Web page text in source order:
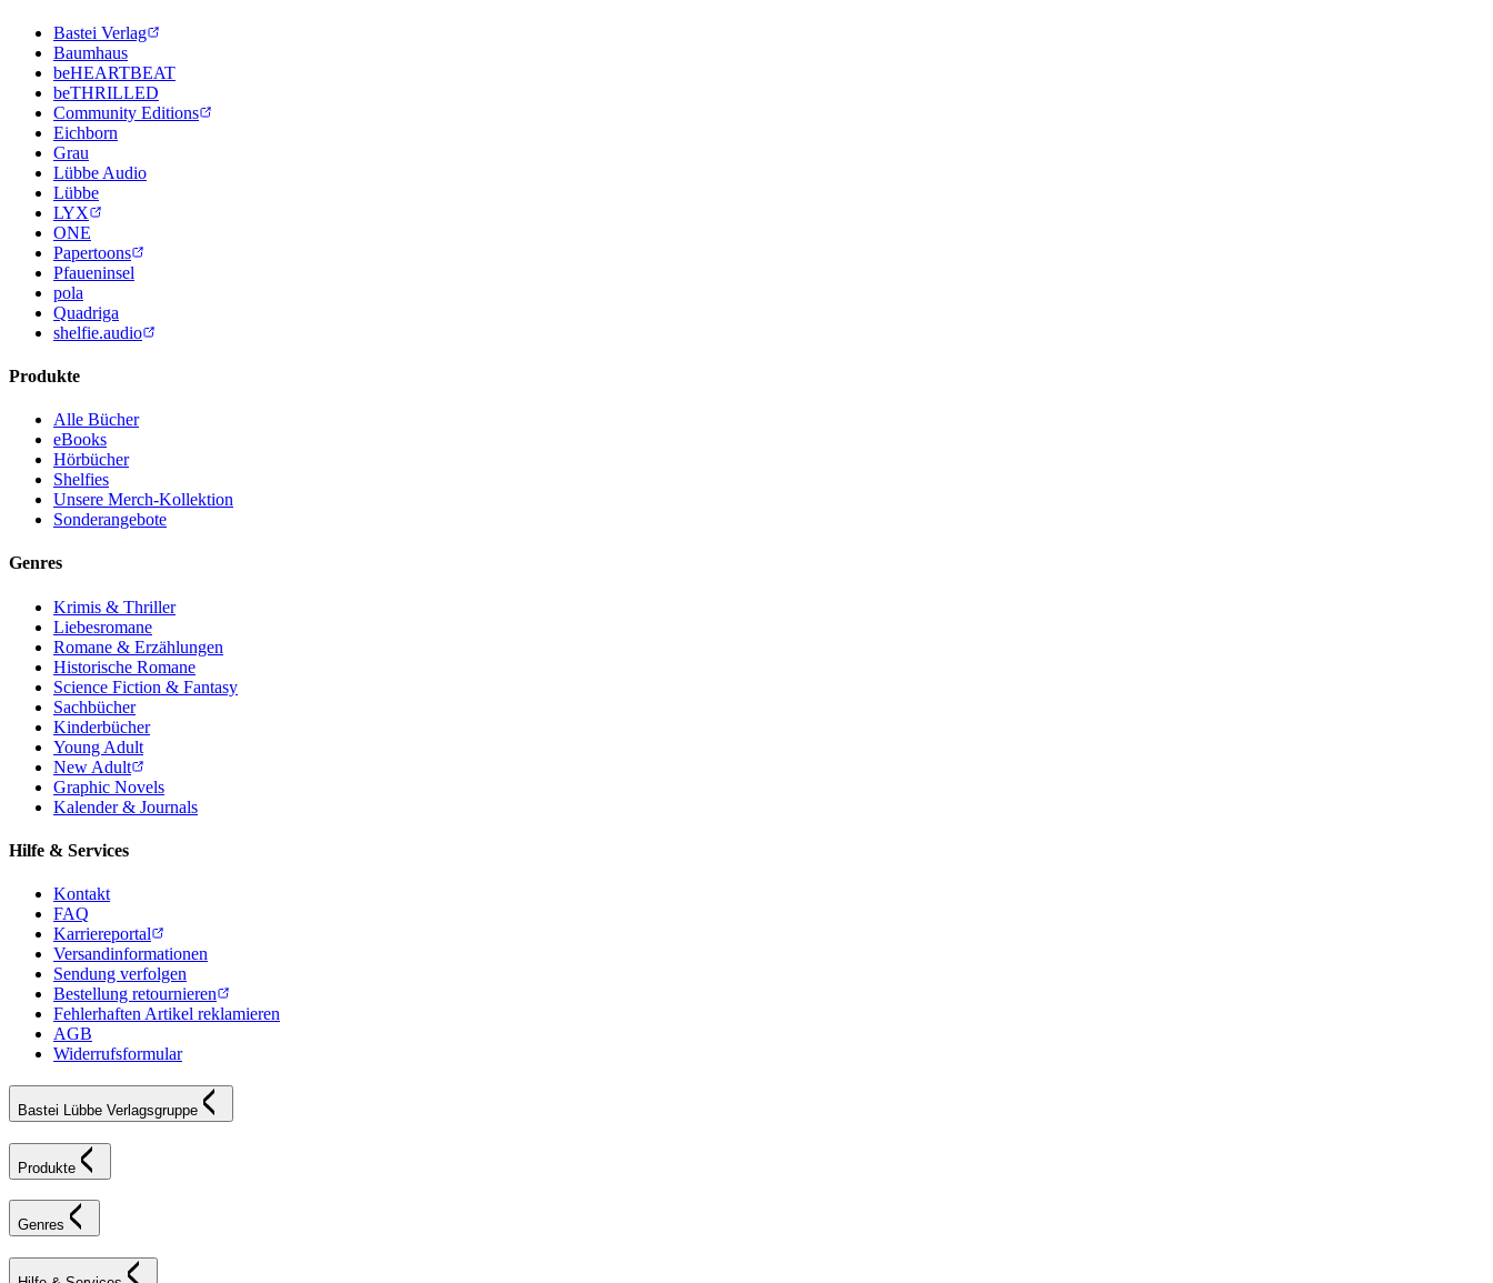
Bastei Verlag
Baumhaus
beHEARTBEAT
beTHRILLED
Community Editions
Eichborn
Grau
Lübbe Audio
Lübbe
LYX
ONE
Papertoons
Pfaueninsel
pola
Quadriga
shelfie.audio
Produkte
Alle Bücher
eBooks
Hörbücher
Shelfies
Unsere Merch-Kollektion
Sonderangebote
Genres
Krimis & Thriller
Liebesromane
Romane & Erzählungen
Historische Romane
Science Fiction & Fantasy
Sachbücher
Kinderbücher
Young Adult
New Adult
Graphic Novels
Kalender & Journals
Hilfe & Services
Kontakt
FAQ
Karriereportal
Versandinformationen
Sendung verfolgen
Bestellung retournieren
Fehlerhaften Artikel reklamieren
AGB
Widerrufsformular
Bastei Lübbe Verlagsgruppe
Produkte
Genres